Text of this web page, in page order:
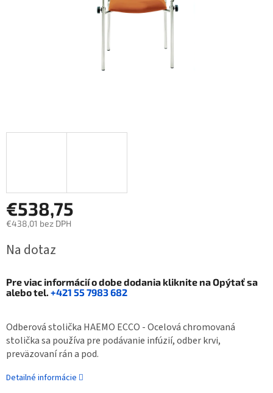
€538,75
€438,01 bez DPH
cena:
Na dotaz
Pre viac informácií o dobe dodania kliknite naOpýtať sa
alebo tel. +421 55 7983 682
Odberová stolička HAEMO ECCO - Ocelová chromovaná
stolička sa používa pre podávanie infúzií, odber krvi,
preväzovaní rán a pod.
Detailné informácie